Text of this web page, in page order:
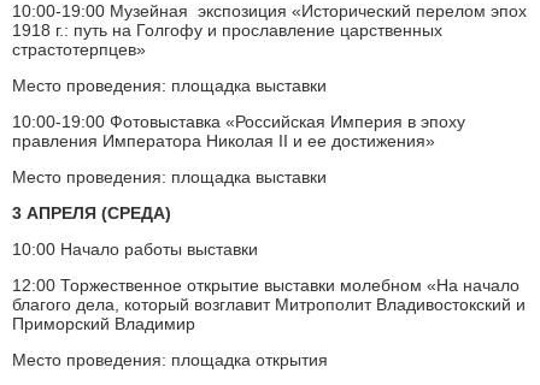
10:00-19:00 Музейная экспозиция «Исторический перелом эпох
1918 г.: путь на Голгофу и прославление царственных
страстотерпцев»
Место проведения: площадка выставки
10:00-19:00 Фотовыставка «Российская Империя в эпоху
правления Императора Николая II и ее достижения»
Место проведения: площадка выставки
3 АПРЕЛЯ (СРЕДА)
10:00 Начало работы выставки
12:00 Торжественное открытие выставки молебном «На начало
благого дела, который возглавит Митрополит Владивостокский и
Приморский Владимир
Место проведения: площадка открытия